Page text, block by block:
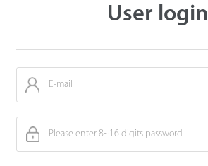
Green Label
Armatura
NGTeco
User login